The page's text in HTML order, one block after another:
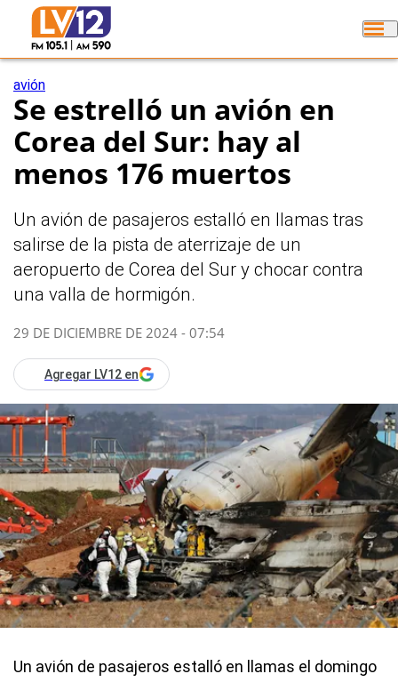
avión
Se estrelló un avión en
Corea del Sur: hay al
menos 176 muertos
Un avión de pasajeros estalló en llamas tras
salirse de la pista de aterrizaje de un
aeropuerto de Corea del Sur y chocar contra
una valla de hormigón.
29 DE DICIEMBRE DE 2024 - 07:54
Agregar LV12 en
Un avión de pasajeros estalló en llamas el domingo